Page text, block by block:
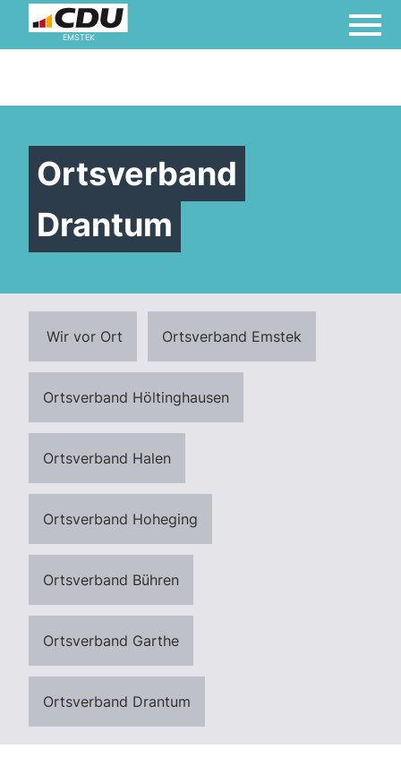
EMSTEK
Ortsverband
Drantum
Wir vor Ort Ortsverband Emstek
Ortsverband Höltinghausen
Ortsverband Halen
Ortsverband Hoheging
Ortsverband Bühren
Ortsverband Garthe
Ortsverband Drantum